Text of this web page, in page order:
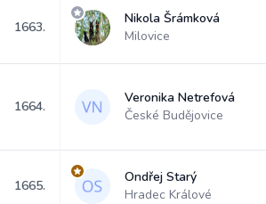
1663.
Nikola Šrámková
Milovice
1664.
Veronika Netrefová
České Budějovice
1665.
Ondřej Starý
Hradec Králové